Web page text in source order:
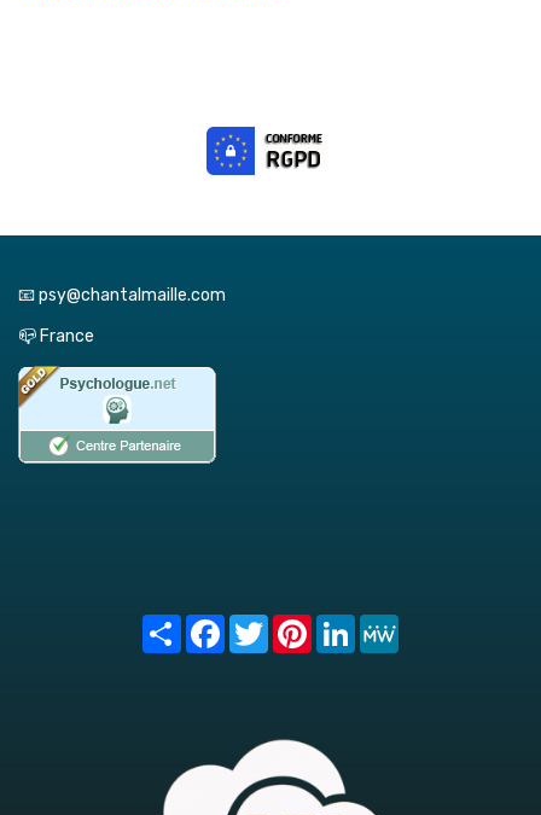
📧 psy@chantalmaille.com
📪 France
Share FacebookTwitterPinterest
LinkedIn